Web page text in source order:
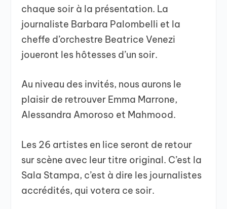
chaque soir à la présentation. La
journaliste Barbara Palombelli et la
cheffe d’orchestre Beatrice Venezi
joueront les hôtesses d’un soir.
Au niveau des invités, nous aurons le
plaisir de retrouver Emma Marrone,
Alessandra Amoroso et Mahmood.
Les 26 artistes en lice seront de retour
sur scène avec leur titre original. C’est la
Sala Stampa, c’est à dire les journalistes
accrédités, qui votera ce soir.